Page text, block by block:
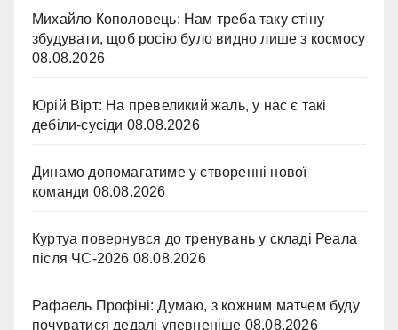
Михайло Кополовець: Нам треба таку стіну
збудувати, щоб росію було видно лише з космосу
08.08.2026
Юрій Вірт: На превеликий жаль, у нас є такі
дебіли-сусіди 08.08.2026
Динамо допомагатиме у створенні нової
команди 08.08.2026
Куртуа повернувся до тренувань у складі Реала
після ЧС-2026 08.08.2026
Рафаель Профіні: Думаю, з кожним матчем буду
почуватися дедалі упевненіше 08.08.2026